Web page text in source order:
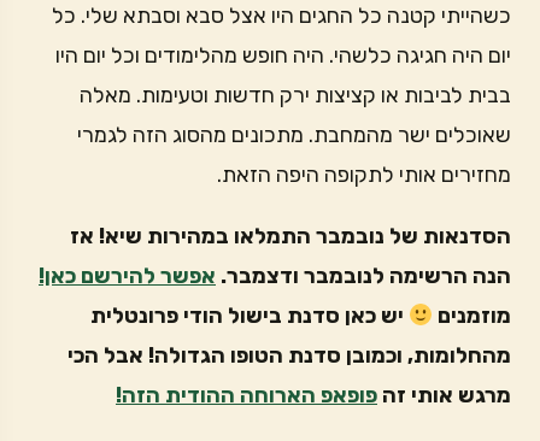
כשהייתי קטנה כל החגים היו אצל סבא וסבתא שלי. כל
יום היה חגיגה כלשהי. היה חופש מהלימודים וכל יום היו
בבית לביבות או קציצות ירק חדשות וטעימות. מאלה
שאוכלים ישר מהמחבת. מתכונים מהסוג הזה לגמרי
מחזירים אותי לתקופה היפה הזאת.
הסדנאות של נובמבר התמלאו במהירות שיא! אז
הנה הרשימה לנובמבר ודצמבר. אפשר להירשם כאן!
מוזמנים
יש כאן סדנת בישול הודי פרונטלית
מהחלומות, וכמובן סדנת הטופו הגדולה! אבל הכי
מרגש אותי זה פופאפ הארוחה ההודית הזה!